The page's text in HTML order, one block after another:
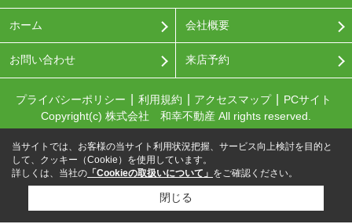
ホーム 会社概要
お問い合わせ 来店予約
プライバシーポリシー 利用規約 アクセスマップ
PCサイト
Copyright(c) 株式会社 和幸不動産 All rights reserved.
当サイトでは、お客様の当サイト利用状況把握、サービス向上検討を目的と
して、クッキー（Cookie）を使用しています。
詳しくは、当社の 「Cookieの取扱いについて」 をご確認ください。
閉じる